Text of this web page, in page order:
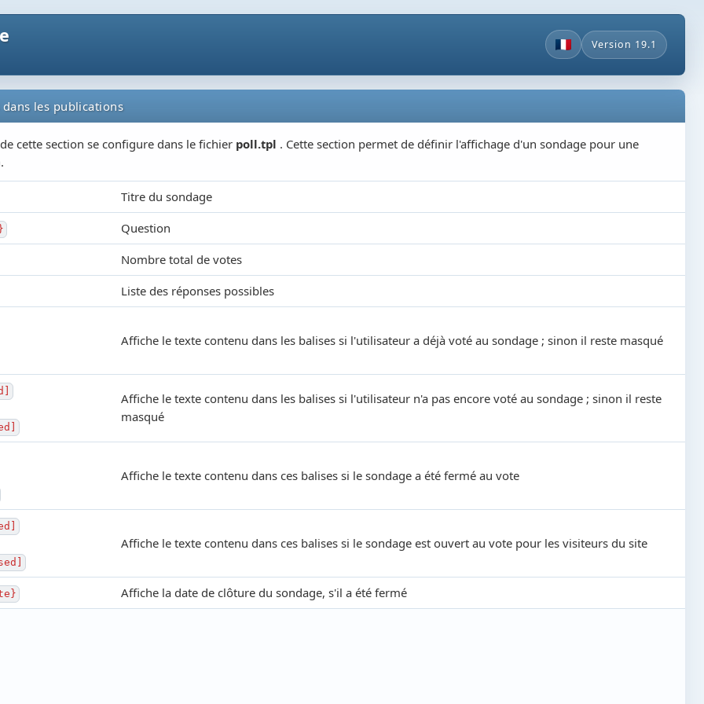
Version 19.1
dans les publications
cette section se configure dans le fichier poll.tpl . Cette section permet de définir l'affichage d'un sondage pour une
Titre du sondage
Question
Nombre total de votes
Liste des réponses possibles
Affiche le texte contenu dans les balises si l'utilisateur a déjà voté au sondage ; sinon il reste masqué
Affiche le texte contenu dans les balises si l'utilisateur n'a pas encore voté au sondage ; sinon il reste
masqué
Affiche le texte contenu dans ces balises si le sondage a été fermé au vote
Affiche le texte contenu dans ces balises si le sondage est ouvert au vote pour les visiteurs du site
Affiche la date de clôture du sondage, s'il a été fermé